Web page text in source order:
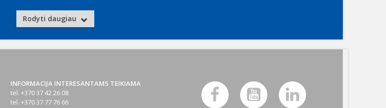
Rodyti daugiau
INFORMACIJA INTERESANTAMS TEIKIAMA
tel. +370 37 42 26 08
tel. +370 37 77 76 66